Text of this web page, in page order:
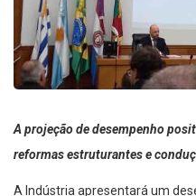
A projeção de desempenho
reformas estruturantes e
A Indústria apresentará um